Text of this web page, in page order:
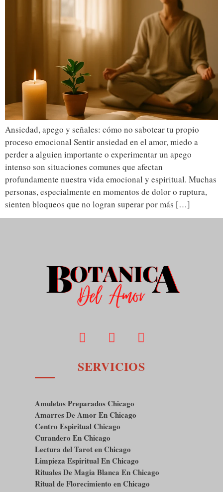
Ansiedad, apego y señales: cómo no sabotear tu propio
proceso emocional Sentir ansiedad en el amor, miedo a
perder a alguien importante o experimentar un apego
intenso son situaciones comunes que afectan
profundamente nuestra vida emocional y espiritual. Muchas
personas, especialmente en momentos de dolor o ruptura,
sienten bloqueos que no logran superar por más […]
SERVICIOS
Amuletos Preparados Chicago
Amarres De Amor En Chicago
Centro Espiritual Chicago
Curandero En Chicago
Lectura del Tarot en Chicago
Limpieza Espiritual En Chicago
Rituales De Magia Blanca En Chicago
Ritual de Florecimiento en Chicago